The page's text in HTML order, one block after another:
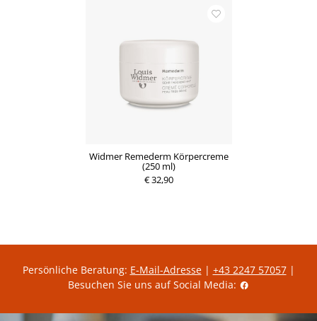
Widmer Remederm Körpercreme
(250 ml)
€ 32,90
Persönliche Beratung: E-Mail-Adresse| +43 2247 57057|
Besuchen Sie uns auf Social Media: